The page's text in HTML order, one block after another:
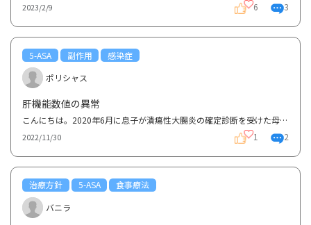
2023/2/9 6 3
5-ASA 副作用
感染症
ポリシャス
肝機能数値の異常
こんにちは。2020年6月に息子が潰瘍性大腸炎の確定診断を受けた母です。現在ペンタサ1日4000mgとミヤBM...
2022/11/30 1 2
治療方針 5-ASA
食事療法
バニラ